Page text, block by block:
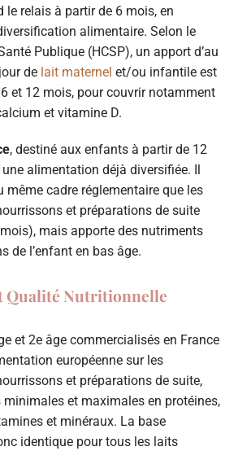
le relais à partir de 6 mois, en
alimentaire. Selon le
Publique (HCSP), un apport d’au
de lait maternel et/ou infantile est
et 12 mois, pour couvrir notamment
et vitamine D.
, destiné aux enfants à partir de 12
alimentation déjà diversifiée. Il
même cadre réglementaire que les
et préparations de suite
mais apporte des nutriments
de l’enfant en bas âge.
Qualité Nutritionnelle
et 2e âge commercialisés en France
européenne sur les
et préparations de suite,
minimales et maximales en protéines,
et minéraux. La base
identique pour tous les laits